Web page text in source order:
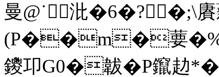
曼@˙沘�6�?�;\
(P��m�葽
鑁卭G0�韍�P鑹赲*�6